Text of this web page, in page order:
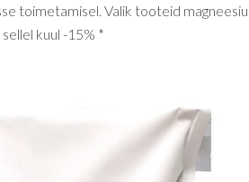
toimetamisel. Valik tooteid
kuul -15% *